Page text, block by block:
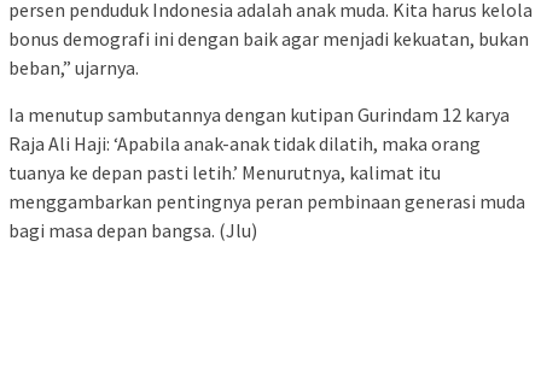
persen penduduk Indonesia adalah anak muda. Kita harus kelola
bonus demografi ini dengan baik agar menjadi kekuatan, bukan
beban,” ujarnya.
Ia menutup sambutannya dengan kutipan Gurindam 12 karya
Raja Ali Haji: ‘Apabila anak-anak tidak dilatih, maka orang
tuanya ke depan pasti letih.’ Menurutnya, kalimat itu
menggambarkan pentingnya peran pembinaan generasi muda
bagi masa depan bangsa. (Jlu)